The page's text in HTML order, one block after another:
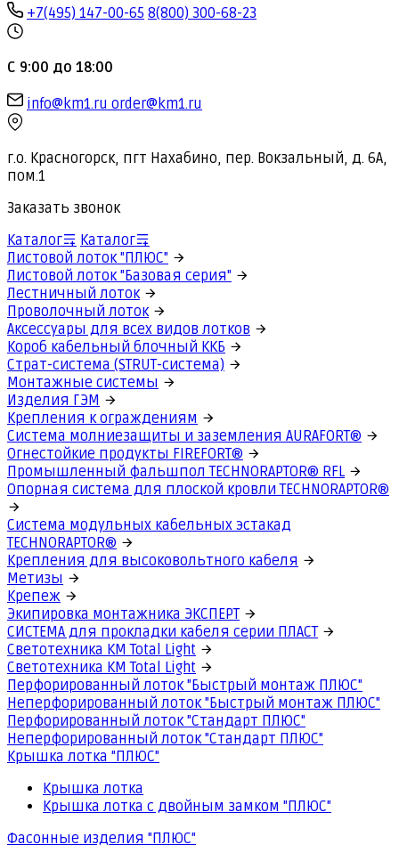
+7(495) 147-00-65 8(800) 300-68-23
С 9:00 до 18:00
info@km1.ru order@km1.ru
г.о. Красногорск, пгт Нахабино, пер. Вокзальный, д. 6А,
пом.1
Заказать звонок
Каталог
Каталог
Листовой лоток "ПЛЮС"
Листовой лоток "Базовая серия"
Лестничный лоток
Проволочный лоток
Аксессуары для всех видов лотков
Короб кабельный блочный ККБ
Страт-система (STRUT-система)
Монтажные системы
Изделия ГЭМ
Крепления к ограждениям
Система молниезащиты и заземления AURAFORT®
Огнестойкие продукты FIREFORT®
Промышленный фальшпол TECHNORAPTOR® RFL
Опорная система для плоской кровли TECHNORAPTOR®
Система модульных кабельных эстакад
TECHNORAPTOR®
Крепления для высоковольтного кабеля
Метизы
Крепеж
Экипировка монтажника ЭКСПЕРТ
СИСТЕМА для прокладки кабеля серии ПЛАСТ
Светотехника КМ Total Light
Светотехника КМ Total Light
Перфорированный лоток "Быстрый монтаж ПЛЮС"
Неперфорированный лоток "Быстрый монтаж ПЛЮС"
Перфорированный лоток "Стандарт ПЛЮС"
Неперфорированный лоток "Стандарт ПЛЮС"
Крышка лотка "ПЛЮС"
Крышка лотка
Крышка лотка с двойным замком "ПЛЮС"
Фасонные изделия "ПЛЮС"